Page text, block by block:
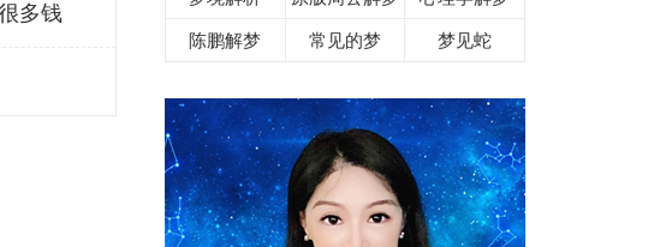
多钱
陈鹏解梦 常见的梦 梦见蛇